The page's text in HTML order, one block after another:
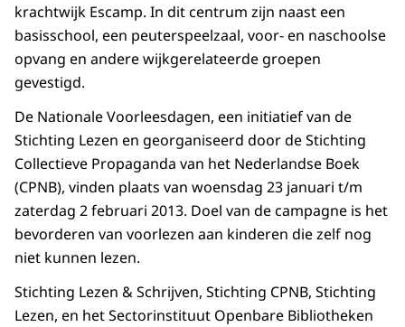
krachtwijk Escamp. In dit centrum zijn naast een
basisschool, een peuterspeelzaal, voor- en naschoolse
opvang en andere wijkgerelateerde groepen
gevestigd.
De Nationale Voorleesdagen, een initiatief van de
Stichting Lezen en georganiseerd door de Stichting
Collectieve Propaganda van het Nederlandse Boek
(CPNB), vinden plaats van woensdag 23 januari t/m
zaterdag 2 februari 2013. Doel van de campagne is het
bevorderen van voorlezen aan kinderen die zelf nog
niet kunnen lezen.
Stichting Lezen & Schrijven, Stichting CPNB, Stichting
Lezen, en het Sectorinstituut Openbare Bibliotheken